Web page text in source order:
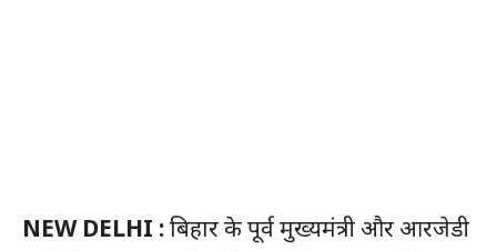
NEW DELHI :बिहार के पूर्व मुख्यमंत्री और आरजेडी